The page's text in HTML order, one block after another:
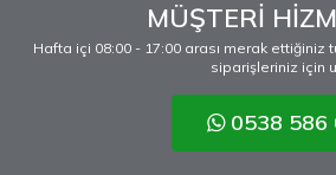
MÜŞTERİ
Hafta içi 08:00 - 17:00 arası merak ettiğiniz
siparişleriniz için
0538 586